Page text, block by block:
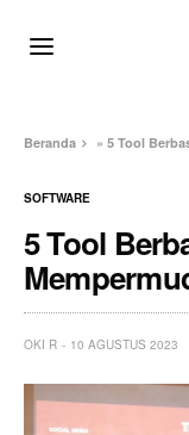
Beranda »5 Tool
SOFTWARE
5 Tool
OKI R 10 AGUSTUS 2023